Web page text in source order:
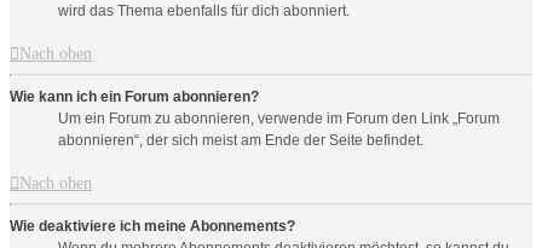
wird das Thema ebenfalls für dich abonniert.
Nach oben
Wie kann ich ein Forum abonnieren?
Um ein Forum zu abonnieren, verwende im Forum den Link „Forum
abonnieren“, der sich meist am Ende der Seite befindet.
Nach oben
Wie deaktiviere ich meine Abonnements?